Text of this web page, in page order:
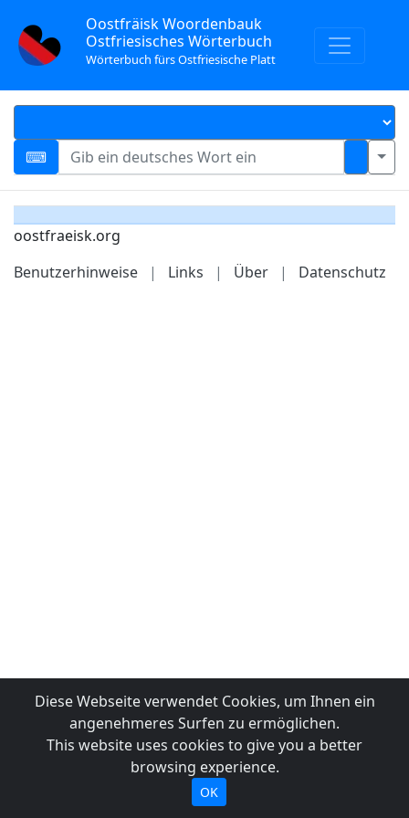
Oostfräisk Woordenbauk
Ostfriesisches Wörterbuch
Wörterbuch fürs Ostfriesische Platt
oostfraeisk.org
Benutzerhinweise
| Links | Über | Datenschutz
Diese Webseite verwendet Cookies, um Ihnen ein
angenehmeres Surfen zu ermöglichen.
This website uses cookies to give you a better
browsing experience.
OK